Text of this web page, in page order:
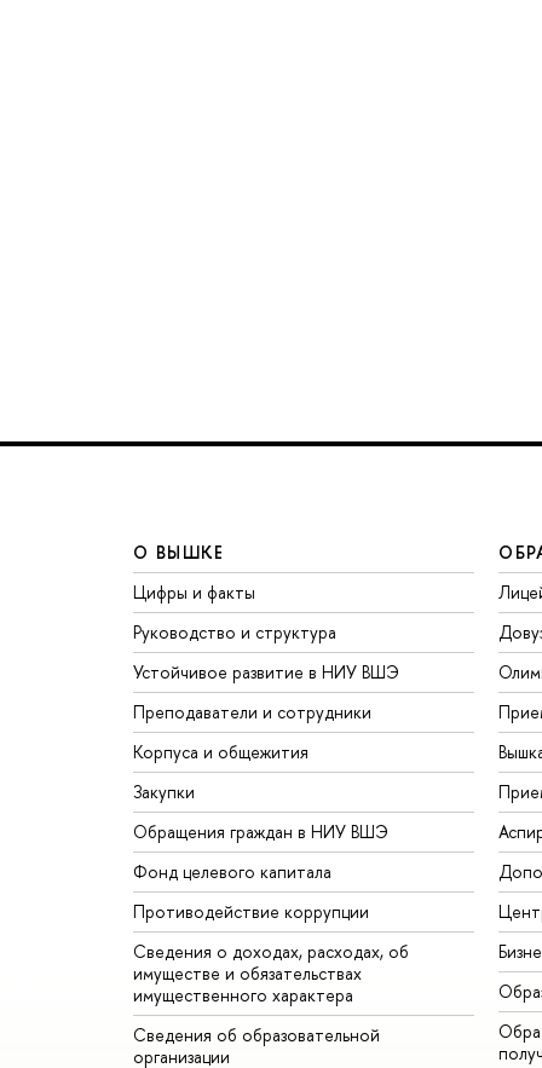
О ВЫШКЕ
Цифры и факты
Руководство и структура
Устойчивое развитие в НИУ ВШЭ
Преподаватели и сотрудники
Корпуса и общежития
Закупки
Обращения граждан в НИУ ВШЭ
Фонд целевого капитала
Противодействие коррупции
Сведения о доходах, расходах, об
имуществе и обязательствах
имущественного характера
Сведения об образовательной
организации